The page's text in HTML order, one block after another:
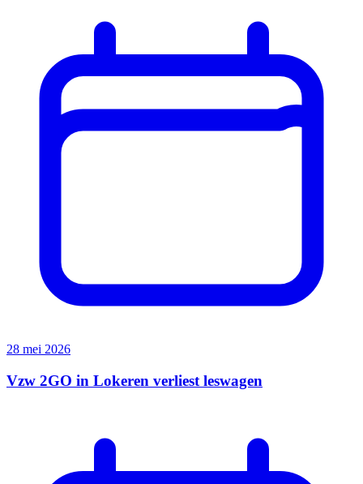
28 mei 2026
Vzw 2GO in Lokeren verliest leswagen